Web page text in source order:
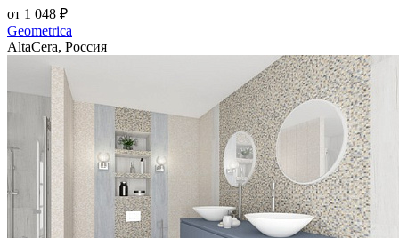
от 1 048 ₽
Geometrica
AltaCera, Россия